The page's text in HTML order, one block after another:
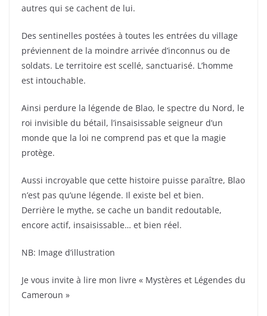
autres qui se cachent de lui.
Des sentinelles postées à toutes les entrées du village
préviennent de la moindre arrivée d’inconnus ou de
soldats. Le territoire est scellé, sanctuarisé. L’homme
est intouchable.
Ainsi perdure la légende de Blao, le spectre du Nord, le
roi invisible du bétail, l’insaisissable seigneur d’un
monde que la loi ne comprend pas et que la magie
protège.
Aussi incroyable que cette histoire puisse paraître, Blao
n’est pas qu’une légende. Il existe bel et bien.
Derrière le mythe, se cache un bandit redoutable,
encore actif, insaisissable… et bien réel.
NB: Image d’illustration
Je vous invite à lire mon livre « Mystères et Légendes du
Cameroun »